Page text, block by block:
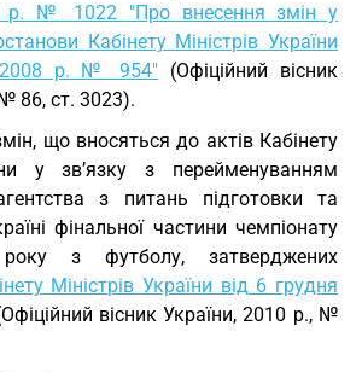
р. № 1022 "Про внесення змін у
Кабінету Міністрів України
2008 р. № 954" (Офіційний вісник
86, ст. 3023).
що вносяться до актів Кабінету
у зв’язку з перейменуванням
з питань підготовки та
фінальної частини чемпіонату
з футболу, затверджених
Міністрів України від 6 грудня
вісник України, 2010 р., №